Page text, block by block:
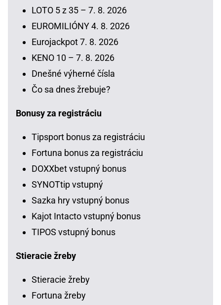
LOTO 5 z 35 – 7. 8. 2026
EUROMILIÓNY 4. 8. 2026
Eurojackpot 7. 8. 2026
KENO 10 – 7. 8. 2026
Dnešné výherné čísla
Čo sa dnes žrebuje?
Bonusy za registráciu
Tipsport bonus za registráciu
Fortuna bonus za registráciu
DOXXbet vstupný bonus
SYNOTtip vstupný
Sazka hry vstupný bonus
Kajot Intacto vstupný bonus
TIPOS vstupný bonus
Stieracie žreby
Stieracie žreby
Fortuna žreby